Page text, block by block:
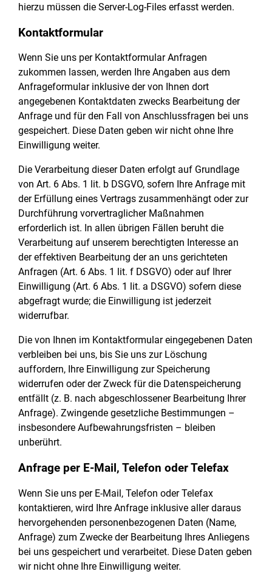
hierzu müssen die Server-Log-Files erfasst werden.
Kontaktformular
Wenn Sie uns per Kontaktformular Anfragen
zukommen lassen, werden Ihre Angaben aus dem
Anfrageformular inklusive der von Ihnen dort
angegebenen Kontaktdaten zwecks Bearbeitung der
Anfrage und für den Fall von Anschlussfragen bei uns
gespeichert. Diese Daten geben wir nicht ohne Ihre
Einwilligung weiter.
Die Verarbeitung dieser Daten erfolgt auf Grundlage
von Art. 6 Abs. 1 lit. b DSGVO, sofern Ihre Anfrage mit
der Erfüllung eines Vertrags zusammenhängt oder zur
Durchführung vorvertraglicher Maßnahmen
erforderlich ist. In allen übrigen Fällen beruht die
Verarbeitung auf unserem berechtigten Interesse an
der effektiven Bearbeitung der an uns gerichteten
Anfragen (Art. 6 Abs. 1 lit. f DSGVO) oder auf Ihrer
Einwilligung (Art. 6 Abs. 1 lit. a DSGVO) sofern diese
abgefragt wurde; die Einwilligung ist jederzeit
widerrufbar.
Die von Ihnen im Kontaktformular eingegebenen Daten
verbleiben bei uns, bis Sie uns zur Löschung
auffordern, Ihre Einwilligung zur Speicherung
widerrufen oder der Zweck für die Datenspeicherung
entfällt (z. B. nach abgeschlossener Bearbeitung Ihrer
Anfrage). Zwingende gesetzliche Bestimmungen –
insbesondere Aufbewahrungsfristen – bleiben
unberührt.
Anfrage per E-Mail, Telefon oder Telefax
Wenn Sie uns per E-Mail, Telefon oder Telefax
kontaktieren, wird Ihre Anfrage inklusive aller daraus
hervorgehenden personenbezogenen Daten (Name,
Anfrage) zum Zwecke der Bearbeitung Ihres Anliegens
bei uns gespeichert und verarbeitet. Diese Daten geben
wir nicht ohne Ihre Einwilligung weiter.